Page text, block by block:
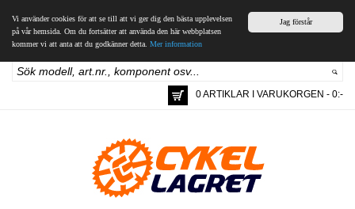
Jag förstår
Vi använder cookies för att se till att vi ger dig den bästa upplevelsen
på vår hemsida. Om du fortsätter att använda den här webbplatsen
kommer vi att anta att du godkänner detta. Mer information
0 ARTIKLAR I VARUKORGEN - 0:-